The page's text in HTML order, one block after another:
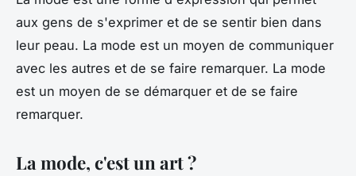
aux gens de s'exprimer et de se sentir bien dans
leur peau. La mode est un moyen de communiquer
avec les autres et de se faire remarquer. La mode
est un moyen de se démarquer et de se faire
remarquer.
La mode, c'est un art ?